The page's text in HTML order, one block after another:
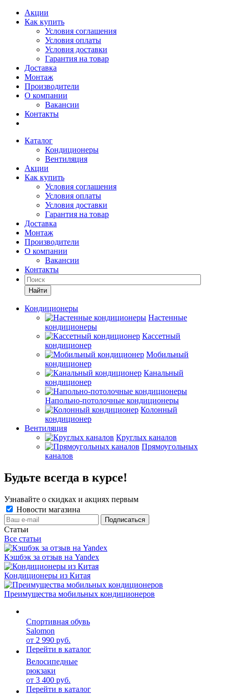
Акции
Как купить
Условия соглашения
Условия оплаты
Условия доставки
Гарантия на товар
Доставка
Монтаж
Производители
О компании
Вакансии
Контакты
Каталог
Кондиционеры
Вентиляция
Акции
Как купить
Условия соглашения
Условия оплаты
Условия доставки
Гарантия на товар
Доставка
Монтаж
Производители
О компании
Вакансии
Контакты
Кондиционеры
Настенные
кондиционеры
Кассетный
кондиционер
Мобильный
кондиционер
Канальный
кондиционер
Напольно-потолочные кондиционеры
Колонный
кондиционер
Вентиляция
Круглых каналов
Прямоугольных
каналов
Будьте всегда в курсе!
Узнавайте о скидках и акциях первым
Новости магазина
Статьи
Все статьи
Кэшбэк за отзыв на Yandex
Кондиционеры из Китая
Преимущества мобильных кондиционеров
Спортивная обувь
Salomon
от 2 990 руб.
Перейти в каталог
Велосипедные
рюкзаки
от 3 400 руб.
Перейти в каталог